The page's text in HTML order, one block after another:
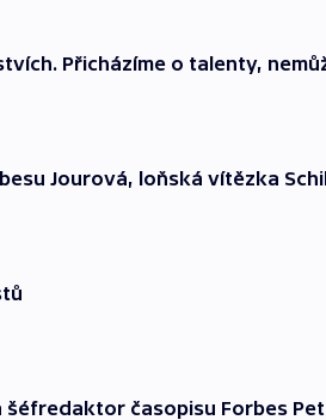
Přicházíme o talenty,
Jourová, loňská vítězka
šéfredaktor časopisu Forbes